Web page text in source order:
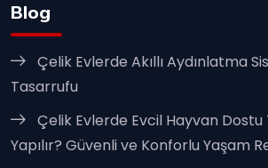
Blog
Çelik Evlerde Akıllı Aydınlatma
Tasarrufu
Çelik Evlerde Evcil Hayvan Dostu
Yapılır? Güvenli ve Konforlu Yaşam